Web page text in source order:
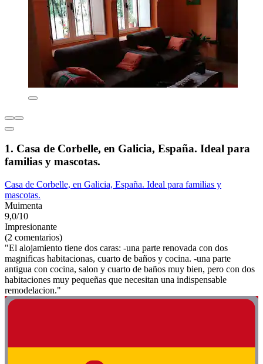
1. Casa de Corbelle, en Galicia, España. Ideal para
familias y mascotas.
Casa de Corbelle, en Galicia, España. Ideal para familias y
mascotas.
Muimenta
9,0/10
Impresionante
(2 comentarios)
"El alojamiento tiene dos caras: -una parte renovada con dos
magnificas habitacionas, cuarto de baños y cocina. -una parte
antigua con cocina, salon y cuarto de baños muy bien, pero con dos
habitaciones muy pequeñas que necesitan una indispensable
remodelacion."